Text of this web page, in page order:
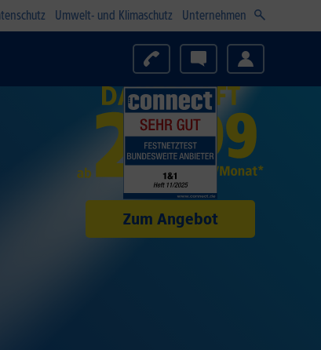
Umwelt- und Klimaschutz Unternehmen
Zum Angebot